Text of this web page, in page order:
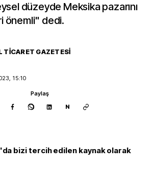
düzeyde Meksika pazarını
önemli" dedi.
TICARET GAZETESI
15:10
Paylaş
N
bizi tercih edilen kaynak olarak